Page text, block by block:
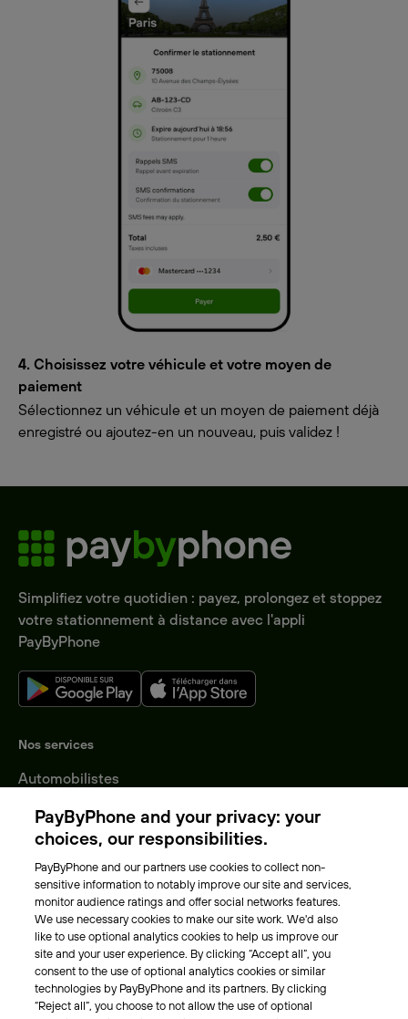
4. Choisissez votre véhicule et votre moyen de
paiement
Sélectionnez un véhicule et un moyen de paiement déjà
enregistré ou ajoutez-en un nouveau, puis validez !
Simplifiez votre quotidien : payez, prolongez et stoppez
votre stationnement à distance avec l'appli
PayByPhone
Nos services
Automobilistes
Collectivités
Nos villes
A propos
Notre équipe
Notre actualité
Blog
PayByPhone and your privacy: your
choices, our responsibilities.
PayByPhone and our partners use cookies to collect non-
sensitive information to notably improve our site and services,
monitor audience ratings and offer social networks features.
We use necessary cookies to make our site work. We'd also
like to use optional analytics cookies to help us improve our
site and your user experience. By clicking “Accept all”, you
consent to the use of optional analytics cookies or similar
technologies by PayByPhone and its partners. By clicking
“Reject all”, you choose to not allow the use of optional